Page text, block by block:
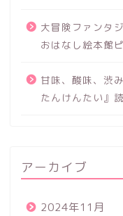
大冒険ファンタ
おはなし絵本館
甘味、酸味、渋
たんけんたい』
アーカイブ
2024年11月